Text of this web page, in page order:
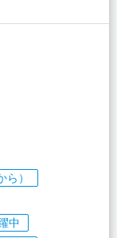
）
中